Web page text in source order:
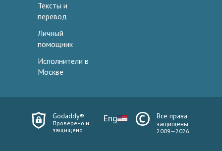
Тексты и
перевод
Личный
помощник
Исполнители в
Москве
Godaddy®
Проверено и
защищено
Eng
Все права
защищены
2009—2026